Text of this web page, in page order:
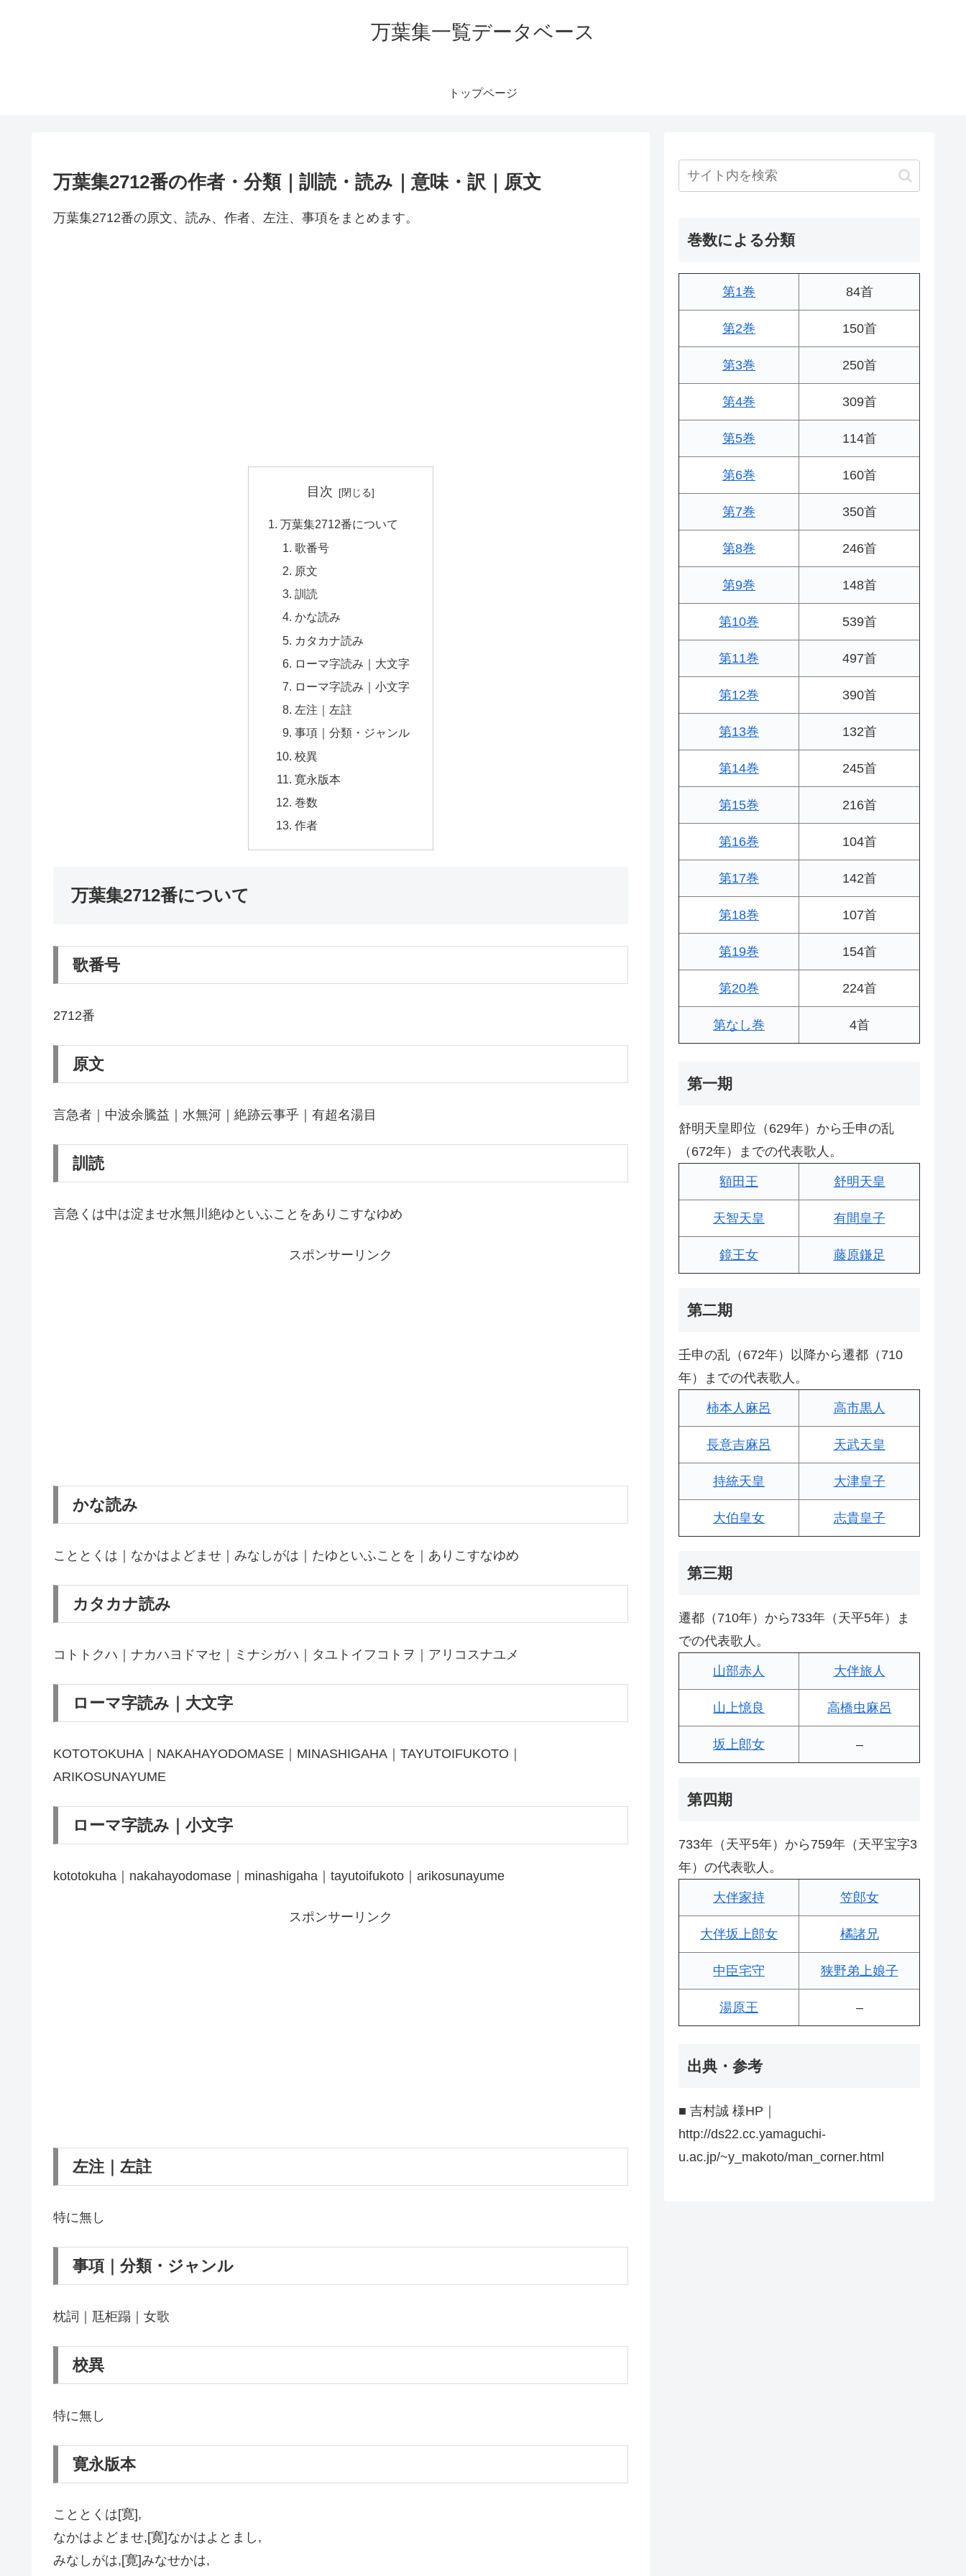
万葉集一覧データベース
トップページ
万葉集2712番の作者・分類｜訓読・読み｜意味・訳｜原文
万葉集2712番の原文、読み、作者、左注、事項をまとめます。
目次
万葉集2712番について
歌番号
原文
訓読
かな読み
カタカナ読み
ローマ字読み｜大文字
ローマ字読み｜小文字
左注｜左註
事項｜分類・ジャンル
校異
寛永版本
巻数
作者
万葉集2712番について
歌番号
2712番
原文
言急者｜中波余騰益｜水無河｜絶跡云事乎｜有超名湯目
訓読
言急くは中は淀ませ水無川絶ゆといふことをありこすなゆめ
スポンサーリンク
かな読み
こととくは｜なかはよどませ｜みなしがは｜たゆといふことを｜ありこすなゆめ
カタカナ読み
コトトクハ｜ナカハヨドマセ｜ミナシガハ｜タユトイフコトヲ｜アリコスナユメ
ローマ字読み｜大文字
KOTOTOKUHA｜NAKAHAYODOMASE｜MINASHIGAHA｜TAYUTOIFUKOTO｜
ARIKOSUNAYUME
ローマ字読み｜小文字
kototokuha｜nakahayodomase｜minashigaha｜tayutoifukoto｜arikosunayume
スポンサーリンク
左注｜左註
特に無し
事項｜分類・ジャンル
枕詞｜尫柜蹋｜女歌
校異
特に無し
寛永版本
こととくは[寛],
なかはよどませ,[寛]なかはよとまし,
みなしがは,[寛]みなせかは,
巻数による分類
第1巻 84首
第2巻 150首
第3巻 250首
第4巻 309首
第5巻 114首
第6巻 160首
第7巻 350首
第8巻 246首
第9巻 148首
第10巻 539首
第11巻 497首
第12巻 390首
第13巻 132首
第14巻 245首
第15巻 216首
第16巻 104首
第17巻 142首
第18巻 107首
第19巻 154首
第20巻 224首
第なし巻 4首
第一期
舒明天皇即位（629年）から壬申の乱
（672年）までの代表歌人。
額田王 舒明天皇
天智天皇 有間皇子
鏡王女 藤原鎌足
第二期
壬申の乱（672年）以降から遷都（710
年）までの代表歌人。
柿本人麻呂 高市黒人
長意吉麻呂 天武天皇
持統天皇 大津皇子
大伯皇女 志貴皇子
第三期
遷都（710年）から733年（天平5年）ま
での代表歌人。
山部赤人 大伴旅人
山上憶良 高橋虫麻呂
坂上郎女 –
第四期
733年（天平5年）から759年（天平宝字3
年）の代表歌人。
大伴家持 笠郎女
大伴坂上郎女 橘諸兄
中臣宅守 狭野弟上娘子
湯原王 –
出典・参考
■ 吉村誠 様HP｜
http://ds22.cc.yamaguchi-
u.ac.jp/~y_makoto/man_corner.html